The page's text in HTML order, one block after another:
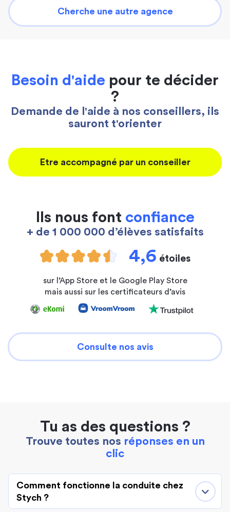
Cherche une autre agence
Besoin d'aide pour te décider
?
Demande de l'aide à nos conseillers, ils
sauront t'orienter
Etre accompagné par un conseiller
Ils nous font confiance
+ de 1 000 000 d’élèves satisfaits
4,6 étoiles
sur l’App Store et le Google Play Store
mais aussi sur les certificateurs d’avis
Consulte nos avis
Tu as des questions ?
Trouve toutes nos réponses en un
clic
Comment fonctionne la conduite chez
Stych ?